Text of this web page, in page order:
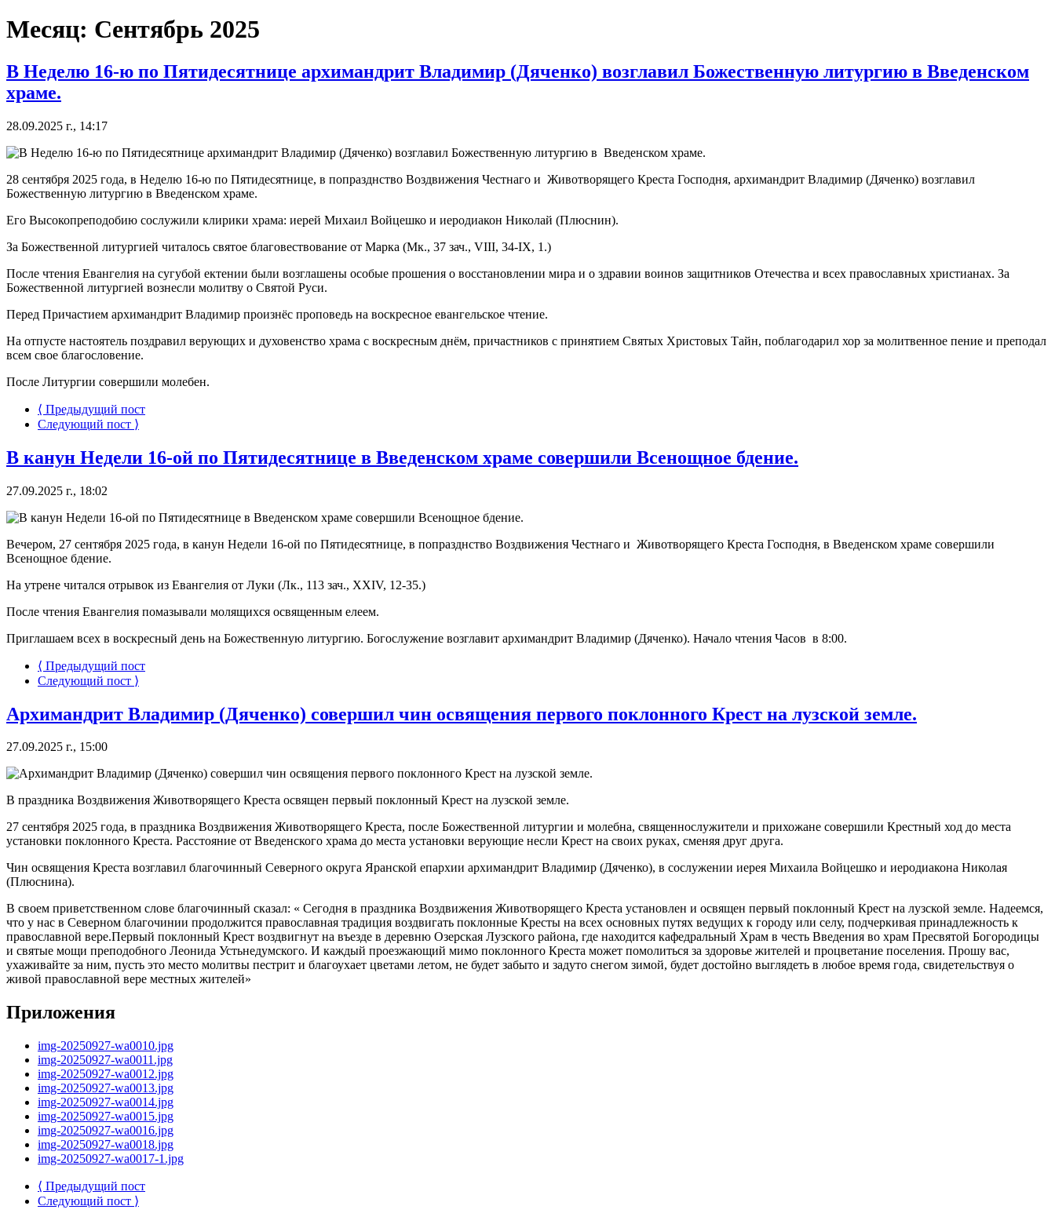
Месяц: Сентябрь 2025
В Неделю 16-ю по Пятидесятнице архимандрит Владимир (Дяченко) возглавил Божественную литургию в Введенском
храме.
28.09.2025 г., 14:17
28 сентября 2025 года, в Неделю 16-ю по Пятидесятнице, в попразднство Воздвижения Честнаго и Животворящего Креста Господня, архимандрит Владимир (Дяченко) возглавил
Божественную литургию в Введенском храме.
Его Высокопреподобию сослужили клирики храма: иерей Михаил Войцешко и иеродиакон Николай (Плюснин).
За Божественной литургией читалось святое благовествование от Марка (Мк., 37 зач., VIII, 34-IX, 1.)
После чтения Евангелия на сугубой ектении были возглашены особые прошения о восстановлении мира и о здравии воинов защитников Отечества и всех православных христианах. За
Божественной литургией вознесли молитву о Святой Руси.
Перед Причастием архимандрит Владимир произнёс проповедь на воскресное евангельское чтение.
На отпусте настоятель поздравил верующих и духовенство храма с воскресным днём, причастников с принятием Святых Христовых Тайн, поблагодарил хор за молитвенное пение и преподал
всем свое благословение.
После Литургии совершили молебен.
⟨ Предыдущий пост
Следующий пост ⟩
В канун Недели 16-ой по Пятидесятнице в Введенском храме совершили Всенощное бдение.
27.09.2025 г., 18:02
Вечером, 27 сентября 2025 года, в канун Недели 16-ой по Пятидесятнице, в попразднство Воздвижения Честнаго и Животворящего Креста Господня, в Введенском храме совершили
Всенощное бдение.
На утрене читался отрывок из Евангелия от Луки (Лк., 113 зач., XXIV, 12-35.)
После чтения Евангелия помазывали молящихся освященным елеем.
Приглашаем всех в воскресный день на Божественную литургию. Богослужение возглавит архимандрит Владимир (Дяченко). Начало чтения Часов в 8:00.
⟨ Предыдущий пост
Следующий пост ⟩
Архимандрит Владимир (Дяченко) совершил чин освящения первого поклонного Крест на лузской земле.
27.09.2025 г., 15:00
В праздника Воздвижения Животворящего Креста освящен первый поклонный Крест на лузской земле.
27 сентября 2025 года, в праздника Воздвижения Животворящего Креста, после Божественной литургии и молебна, священнослужители и прихожане совершили Крестный ход до места
установки поклонного Креста. Расстояние от Введенского храма до места установки верующие несли Крест на своих руках, сменяя друг друга.
Чин освящения Креста возглавил благочинный Северного округа Яранской епархии архимандрит Владимир (Дяченко), в сослужении иерея Михаила Войцешко и иеродиакона Николая
(Плюснина).
В своем приветственном слове благочинный сказал: « Сегодня в праздника Воздвижения Животворящего Креста установлен и освящен первый поклонный Крест на лузской земле. Надеемся,
что у нас в Северном благочинии продолжится православная традиция воздвигать поклонные Кресты на всех основных путях ведущих к городу или селу, подчеркивая принадлежность к
православной вере.Первый поклонный Крест воздвигнут на въезде в деревню Озерская Лузского района, где находится кафедральный Храм в честь Введения во храм Пресвятой Богородицы
и святые мощи преподобного Леонида Устьнедумского. И каждый проезжающий мимо поклонного Креста может помолиться за здоровье жителей и процветание поселения. Прошу вас,
ухаживайте за ним, пусть это место молитвы пестрит и благоухает цветами летом, не будет забыто и задуто снегом зимой, будет достойно выглядеть в любое время года, свидетельствуя о
живой православной вере местных жителей»
Приложения
img-20250927-wa0010.jpg
img-20250927-wa0011.jpg
img-20250927-wa0012.jpg
img-20250927-wa0013.jpg
img-20250927-wa0014.jpg
img-20250927-wa0015.jpg
img-20250927-wa0016.jpg
img-20250927-wa0018.jpg
img-20250927-wa0017-1.jpg
⟨ Предыдущий пост
Следующий пост ⟩